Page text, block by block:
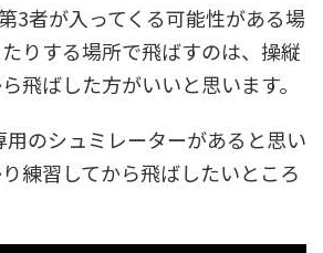
3者が入ってくる可能性がある場
りする場所で飛ばすのは、操縦
飛ばした方がいいと思います。
用のシュミレーターがあると思い
練習してから飛ばしたいところ